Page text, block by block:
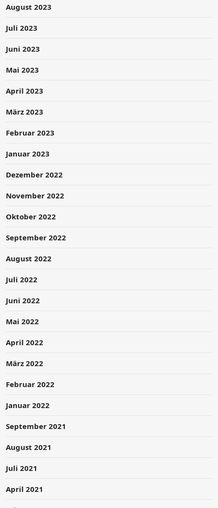
August 2023
Juli 2023
Juni 2023
Mai 2023
April 2023
März 2023
Februar 2023
Januar 2023
Dezember 2022
November 2022
Oktober 2022
September 2022
August 2022
Juli 2022
Juni 2022
Mai 2022
April 2022
März 2022
Februar 2022
Januar 2022
September 2021
August 2021
Juli 2021
April 2021